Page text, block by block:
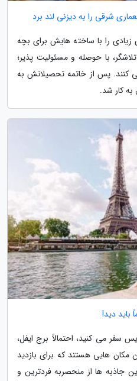
شرقی را به دیزنی لند برد
را با ساخته هایش برای بچه
با حوصله و مسئولیت پذیر؛
کنند. پس از خاتمه تحصیلاتش به
کار شد.
باید دید!
سفر می کنید، احتمالاً برج ایفل،
مکان هایی هستند که برای بازدید
جاذبه ها از منحصربه فردترین و